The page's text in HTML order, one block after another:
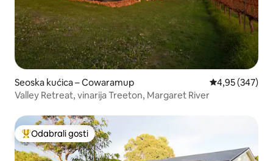
Seoska kućica – Cowaramup Prosječna
4,95 (347)
Valley Retreat, vinarija Treeton, Margaret River
Među najviše rangiranima s oznakom „Odabrali gosti”
Odabrali gosti